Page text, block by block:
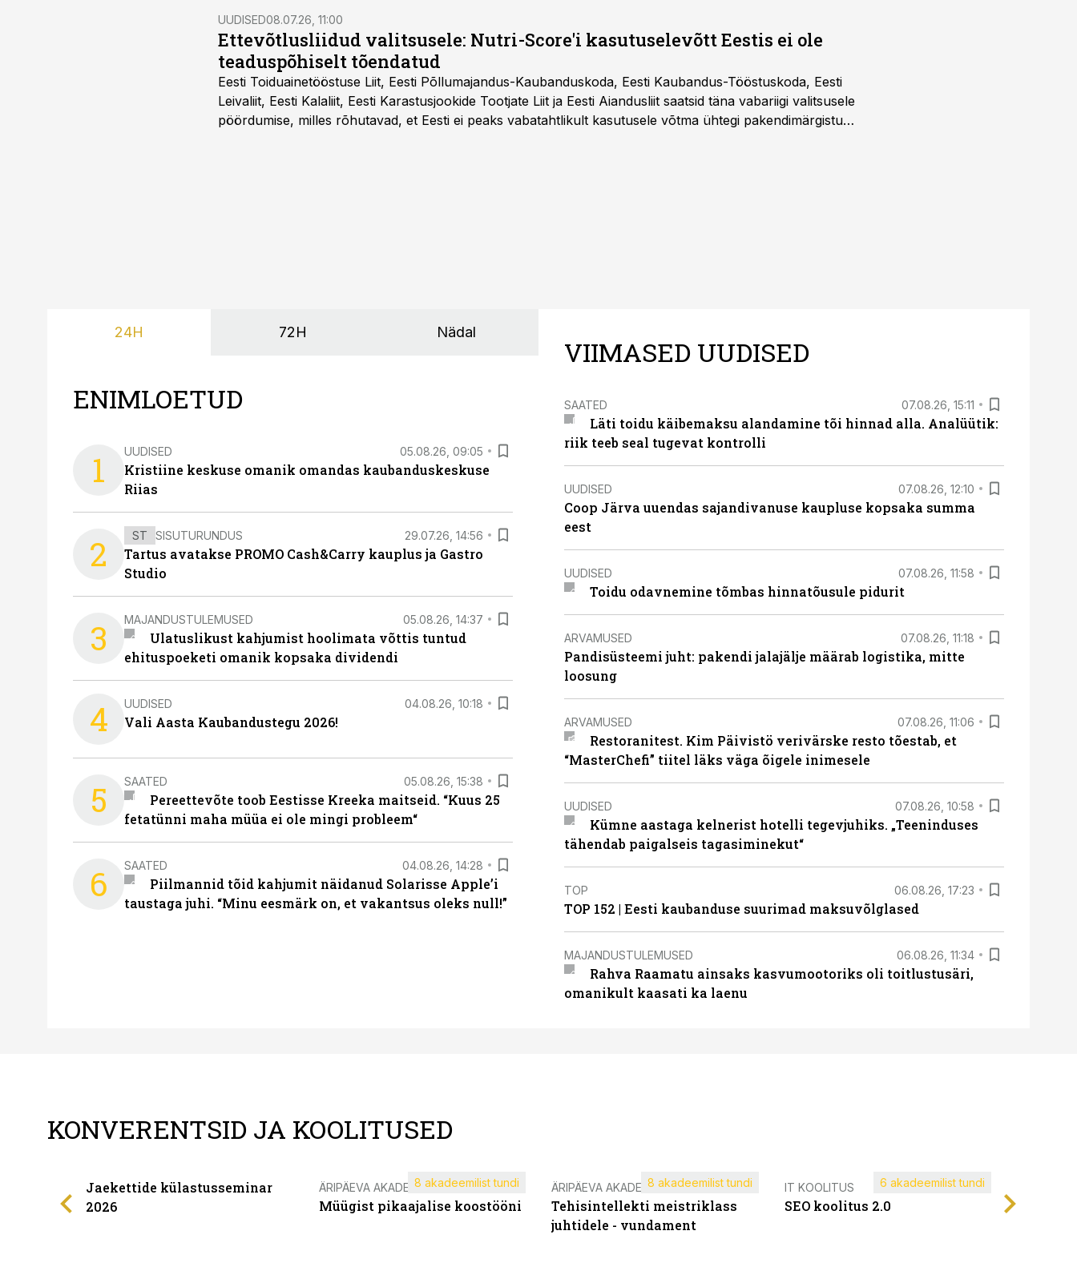
UUDISED08.07.26, 11:00
Ettevõtlusliidud valitsusele: Nutri-Score'i kasutuselevõtt Eestis ei ole
teaduspõhiselt tõendatud
Eesti Toiduainetööstuse Liit, Eesti Põllumajandus-Kaubanduskoda, Eesti Kaubandus-Tööstuskoda, Eesti
Leivaliit, Eesti Kalaliit, Eesti Karastusjookide Tootjate Liit ja Eesti Aiandusliit saatsid täna vabariigi valitsusele
pöördumise, milles rõhutavad, et Eesti ei peaks vabatahtlikult kasutusele võtma ühtegi pakendimärgistuse
24H 72H Nädal
ENIMLOETUD
1 UUDISED 05.08.26, 09:05
Kristiine keskuse omanik omandas kaubanduskeskuse
Riias
2 ST SISUTURUNDUS 29.07.26, 14:56
Tartus avatakse PROMO Cash&Carry kauplus ja Gastro
Studio
3 MAJANDUSTULEMUSED 05.08.26, 14:37
Ulatuslikust kahjumist hoolimata võttis tuntud
ehituspoeketi omanik kopsaka dividendi
4 UUDISED 04.08.26, 10:18
Vali Aasta Kaubandustegu 2026!
5 SAATED 05.08.26, 15:38
Pereettevõte toob Eestisse Kreeka maitseid. “Kuus 25
fetatünni maha müüa ei ole mingi probleem“
6 SAATED 04.08.26, 14:28
Piilmannid tõid kahjumit näidanud Solarisse Apple’i
taustaga juhi. “Minu eesmärk on, et vakantsus oleks null!”
VIIMASED UUDISED
SAATED 07.08.26, 15:11
Läti toidu käibemaksu alandamine tõi hinnad alla. Analüütik:
riik teeb seal tugevat kontrolli
UUDISED 07.08.26, 12:10
Coop Järva uuendas sajandivanuse kaupluse kopsaka summa
eest
UUDISED 07.08.26, 11:58
Toidu odavnemine tõmbas hinnatõusule pidurit
ARVAMUSED 07.08.26, 11:18
Pandisüsteemi juht: pakendi jalajälje määrab logistika, mitte
loosung
ARVAMUSED 07.08.26, 11:06
Restoranitest. Kim Päivistö verivärske resto tõestab, et
“MasterChefi” tiitel läks väga õigele inimesele
UUDISED 07.08.26, 10:58
Kümne aastaga kelnerist hotelli tegevjuhiks. „Teeninduses
tähendab paigalseis tagasiminekut“
TOP 06.08.26, 17:23
TOP 152 | Eesti kaubanduse suurimad maksuvõlglased
MAJANDUSTULEMUSED 06.08.26, 11:34
Rahva Raamatu ainsaks kasvumootoriks oli toitlustusäri,
omanikult kaasati ka laenu
KONVERENTSID JA KOOLITUSED
Jaekettide külastusseminar
2026
ÄRIPÄEVA AKADEEMIA
Müügist pikaajalise koostööni
8 akadeemilist tundi ÄRIPÄEVA AKADEEMIA
Tehisintellekti meistriklass
juhtidele - vundament
8 akadeemilist tundi IT KOOLITUS
SEO koolitus 2.0
6 akadeemilist tundi